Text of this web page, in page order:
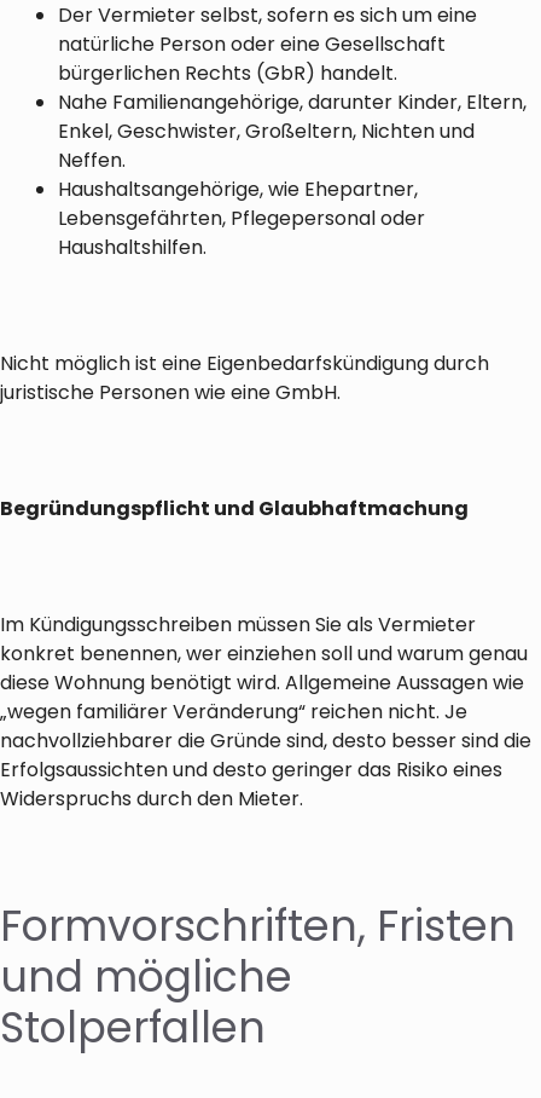
Der Vermieter selbst, sofern es sich um eine
natürliche Person oder eine Gesellschaft
bürgerlichen Rechts (GbR) handelt.
Nahe Familienangehörige, darunter Kinder, Eltern,
Enkel, Geschwister, Großeltern, Nichten und
Neffen.
Haushaltsangehörige, wie Ehepartner,
Lebensgefährten, Pflegepersonal oder
Haushaltshilfen.
Nicht möglich ist eine Eigenbedarfskündigung durch
juristische Personen wie eine GmbH.
Begründungspflicht und Glaubhaftmachung
Im Kündigungsschreiben müssen Sie als Vermieter
konkret benennen, wer einziehen soll und warum genau
diese Wohnung benötigt wird. Allgemeine Aussagen wie
„wegen familiärer Veränderung“ reichen nicht. Je
nachvollziehbarer die Gründe sind, desto besser sind die
Erfolgsaussichten und desto geringer das Risiko eines
Widerspruchs durch den Mieter.
Formvorschriften, Fristen
und mögliche
Stolperfallen